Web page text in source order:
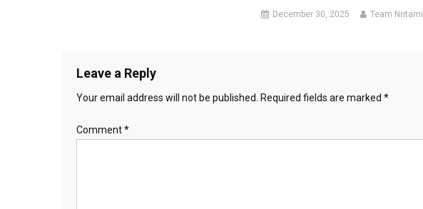
December 30, 2025 Team Nritamil
Leave a Reply
Your email address will not be published. Required fields are marked *
Comment*